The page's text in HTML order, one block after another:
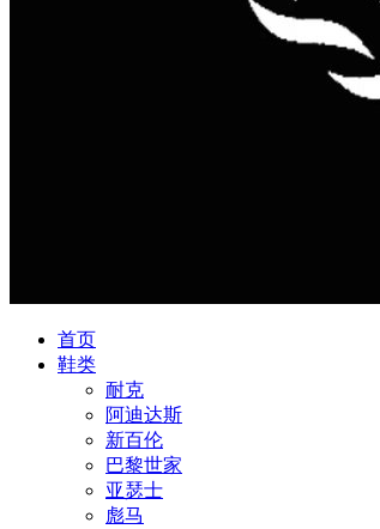
首页
鞋类
耐克
阿迪达斯
新百伦
巴黎世家
亚瑟士
彪马